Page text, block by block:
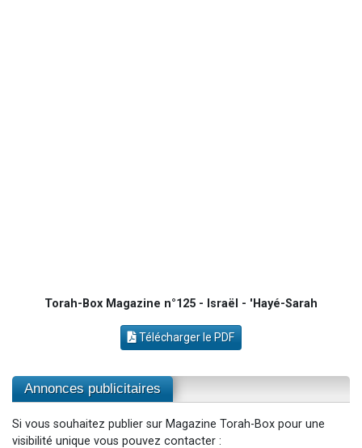
Torah-Box Magazine n°125 - Israël - 'Hayé-Sarah
Télécharger le PDF
Annonces publicitaires
Si vous souhaitez publier sur Magazine Torah-Box pour une
visibilité unique vous pouvez contacter :